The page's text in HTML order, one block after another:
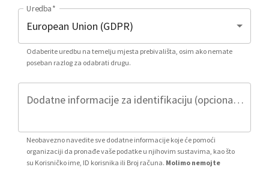
Uredba*
Odaberite uredbu na temelju mjesta prebivališta, osim ako nemate
poseban razlog za odabrati drugu.
Dodatne informacije za identifikaciju (opcionalno)
Neobavezno navedite sve dodatne informacije koje će pomoći
organizaciji da pronađe vaše podatke u njihovim sustavima, kao što
su Korisničko ime, ID korisnika ili Broj računa. Molimo nemojte